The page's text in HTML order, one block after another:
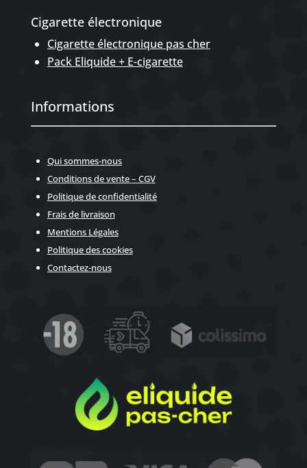
Cigarette électronique
Cigarette électronique pas cher
Pack Eliquide + E-cigarette
Informations
Qui sommes-nous
Conditions de vente – CGV
Politique de confidentialité
Frais de livraison
Mentions Légales
Politique des cookies
Contactez-nous